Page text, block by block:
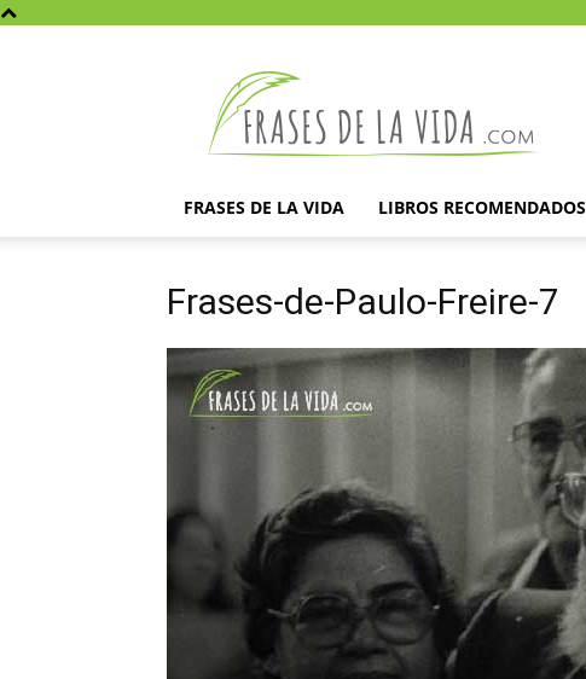
la
vida
FRASES DE LA VIDA LIBROS RECOMENDADOS
Frases-de-Paulo-Freire-7